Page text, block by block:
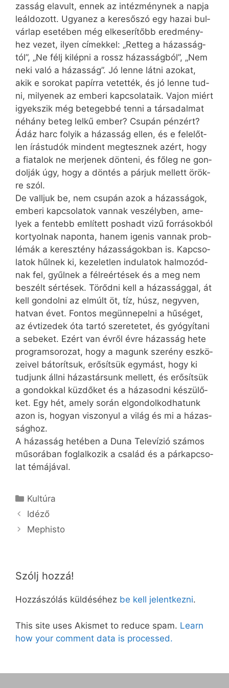
zas­ság el­avult, en­nek az in­téz­mény­nek a nap­ja
le­ál­do­zott. Ugyan­ez a ke­re­ső­szó egy ha­zai bul­
vár­lap ese­té­ben még el­ke­se­rí­tőbb ered­mény­
hez ve­zet, ilyen cí­mek­kel: „Ret­teg a há­zas­ság­
tól”, „Ne félj ki­lép­ni a rossz há­zas­ság­ból”, „Nem
ne­ki va­ló a há­zas­ság”. Jó len­ne lát­ni azo­kat,
akik e so­ro­kat pa­pír­ra ve­tet­ték, és jó len­ne tud­
ni, mi­lye­nek az em­be­ri kap­cso­la­ta­ik. Va­jon mi­ért
igyek­szik még be­te­geb­bé ten­ni a tár­sa­dal­mat
né­hány be­teg lel­kű em­ber? Csu­pán pén­zért?
Ádáz harc fo­lyik a há­zas­ság el­len, és e fe­le­lőt­
len írás­tu­dók min­dent meg­tesz­nek azért, hogy
a fi­a­ta­lok ne mer­je­nek dön­te­ni, és fő­leg ne gon­
dol­ják úgy, hogy a dön­tés a pár­juk mel­lett örök­
re szól.
De vall­juk be, nem csu­pán azok a há­zas­sá­gok,
em­be­ri kap­cso­la­tok van­nak ve­szély­ben, ame­
lyek a fen­tebb em­lí­tett pos­hadt vi­zű for­rá­sok­ból
kor­tyol­nak na­pon­ta, ha­nem igen­is van­nak prob­
lé­mák a ke­resz­tény há­zas­sá­gok­ban is. Kap­cso­
la­tok hűl­nek ki, ke­ze­let­len in­du­la­tok hal­mo­zód­
nak fel, gyűl­nek a fél­re­ér­té­sek és a meg nem
be­szélt sér­té­sek. Tö­rőd­ni kell a há­zas­ság­gal, át
kell gon­dol­ni az el­múlt öt, tíz, húsz, negy­ven,
hat­van évet. Fon­tos meg­ün­ne­pel­ni a hű­sé­get,
az év­ti­ze­dek óta tar­tó sze­re­te­tet, és gyó­gyí­ta­ni
a se­be­ket. Ezért van év­ről év­re há­zas­ság he­te
prog­ram­so­ro­zat, hogy a ma­gunk sze­rény esz­kö­
ze­i­vel bá­to­rít­suk, erő­sít­sük egy­mást, hogy ki
tud­junk áll­ni há­zas­tár­sunk mel­lett, és erő­sít­sük
a gon­dok­kal küz­dő­ket és a há­za­sod­ni ké­szü­lő­
ket. Egy hét, amely so­rán el­gon­dol­kod­ha­tunk
azon is, ho­gyan vi­szo­nyul a vi­lág és mi a há­zas­
ság­hoz.
A há­zas­ság he­té­ben a Du­na Te­le­ví­zió szá­mos
mű­so­rá­ban fog­lal­ko­zik a csa­lád és a pár­kap­cso­
lat té­má­já­val.
Kategória
Kultúra
Idéző
Mephisto
Szólj hozzá!
Hozzászólás küldéséhez be kell jelentkezni.
This site uses Akismet to reduce spam. Learn
how your comment data is processed.